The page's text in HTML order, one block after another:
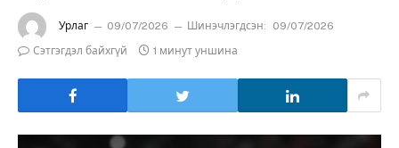
Урлаг 09/07/2026 Шинэчлэгдсэн:
09/07/2026
Сэтгэгдэл байхгүй
1 минут уншина